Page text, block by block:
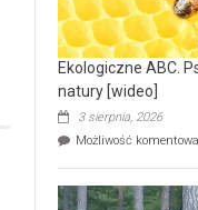
Ekologiczne ABC.
natury [wideo]
3 sierpnia, 2026
Możliwość